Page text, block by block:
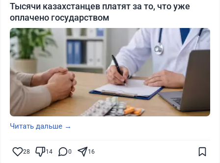
Тысячи казахстанцев платят за то, что уже
оплачено государством
Читать дальше →
28 14 0 16